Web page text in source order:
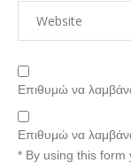
Επιθυμώ να
Επιθυμώ να
* By using this